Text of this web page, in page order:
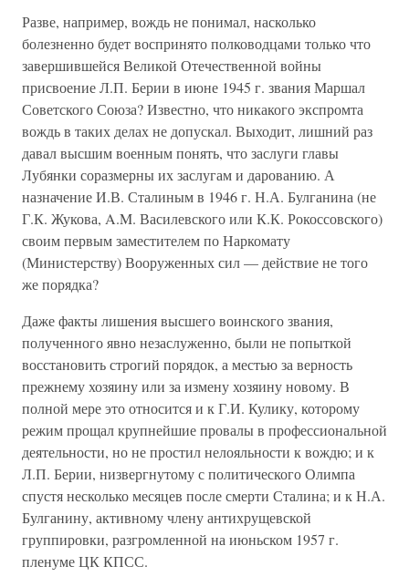
Разве, например, вождь не понимал, насколько
болезненно будет воспринято полководцами только что
завершившейся Великой Отечественной войны
присвоение Л.П. Берии в июне 1945 г. звания Маршал
Советского Союза? Известно, что никакого экспромта
вождь в таких делах не допускал. Выходит, лишний раз
давал высшим военным понять, что заслуги главы
Лубянки соразмерны их заслугам и дарованию. А
назначение И.В. Сталиным в 1946 г. Н.А. Булганина (не
Г.К. Жукова, A.M. Василевского или К.К. Рокоссовского)
своим первым заместителем по Наркомату
(Министерству) Вооруженных сил — действие не того
же порядка?
Даже факты лишения высшего воинского звания,
полученного явно незаслуженно, были не попыткой
восстановить строгий порядок, а местью за верность
прежнему хозяину или за измену хозяину новому. В
полной мере это относится и к Г.И. Кулику, которому
режим прощал крупнейшие провалы в профессиональной
деятельности, но не простил нелояльности к вождю; и к
Л.П. Берии, низвергнутому с политического Олимпа
спустя несколько месяцев после смерти Сталина; и к Н.А.
Булганину, активному члену антихрущевской
группировки, разгромленной на июньском 1957 г.
пленуме ЦК КПСС.